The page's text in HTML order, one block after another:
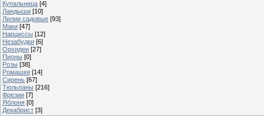
Купальница [4]
Ландыши [10]
Лилии садовые [93]
Маки [47]
Нарциссы [12]
Незабудки [6]
Орхидеи [27]
Пионы [0]
Розы [38]
Ромашки [14]
Сирень [67]
Тюльпаны [216]
Фрезии [7]
Яблоня [0]
Декабрист [3]